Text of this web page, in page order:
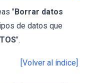
"Borrar datos
de datos que
".
[Volver al índice]